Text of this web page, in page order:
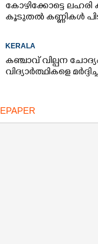
കോഴിക്കോട്ടെ
കൂടുതൽ കണ്ണികൾ
KERALA
കഞ്ചാവ് വില്പന
വിദ്യാർത്ഥികളെ
EPAPER